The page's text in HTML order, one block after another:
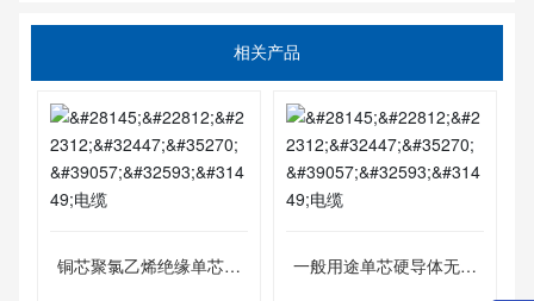
相关产品
铜芯聚氯乙烯绝缘单芯多
一般用途单芯硬导体无护